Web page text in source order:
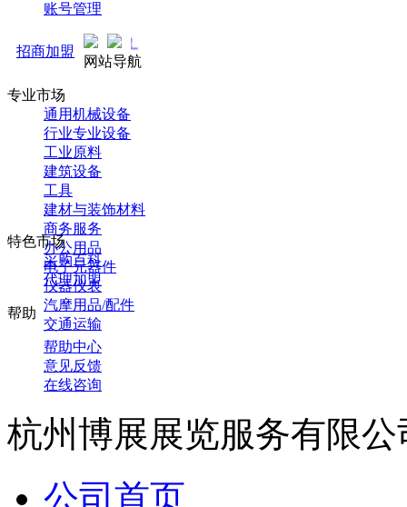
账号管理
招商加盟
网站导航
专业市场
通用机械设备
行业专业设备
工业原料
建筑设备
工具
建材与装饰材料
商务服务
办公用品
电子元器件
仪器仪表
汽摩用品/配件
交通运输
特色市场
采购百科
代理加盟
帮助中心
意见反馈
在线咨询
杭州博展展览服务有限公